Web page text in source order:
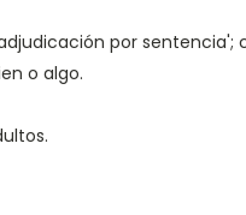
por sentencia';
o algo.